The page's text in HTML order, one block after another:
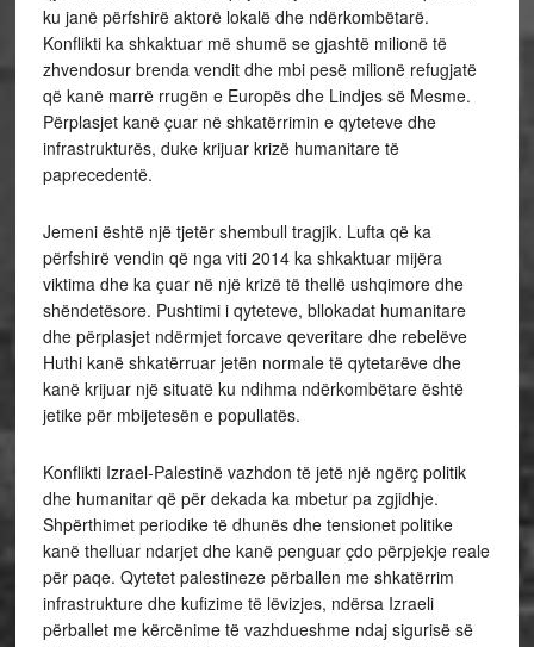
ku janë përfshirë aktorë lokalë dhe ndërkombëtarë.
Konflikti ka shkaktuar më shumë se gjashtë milionë të
zhvendosur brenda vendit dhe mbi pesë milionë refugjatë
që kanë marrë rrugën e Europës dhe Lindjes së Mesme.
Përplasjet kanë çuar në shkatërrimin e qyteteve dhe
infrastrukturës, duke krijuar krizë humanitare të
paprecedentë.
Jemeni është një tjetër shembull tragjik. Lufta që ka
përfshirë vendin që nga viti 2014 ka shkaktuar mijëra
viktima dhe ka çuar në një krizë të thellë ushqimore dhe
shëndetësore. Pushtimi i qyteteve, bllokadat humanitare
dhe përplasjet ndërmjet forcave qeveritare dhe rebelëve
Huthi kanë shkatërruar jetën normale të qytetarëve dhe
kanë krijuar një situatë ku ndihma ndërkombëtare është
jetike për mbijetesën e popullatës.
Konflikti Izrael-Palestinë vazhdon të jetë një ngërç politik
dhe humanitar që për dekada ka mbetur pa zgjidhje.
Shpërthimet periodike të dhunës dhe tensionet politike
kanë thelluar ndarjet dhe kanë penguar çdo përpjekje reale
për paqe. Qytetet palestineze përballen me shkatërrim
infrastrukture dhe kufizime të lëvizjes, ndërsa Izraeli
përballet me kërcënime të vazhdueshme ndaj sigurisë së